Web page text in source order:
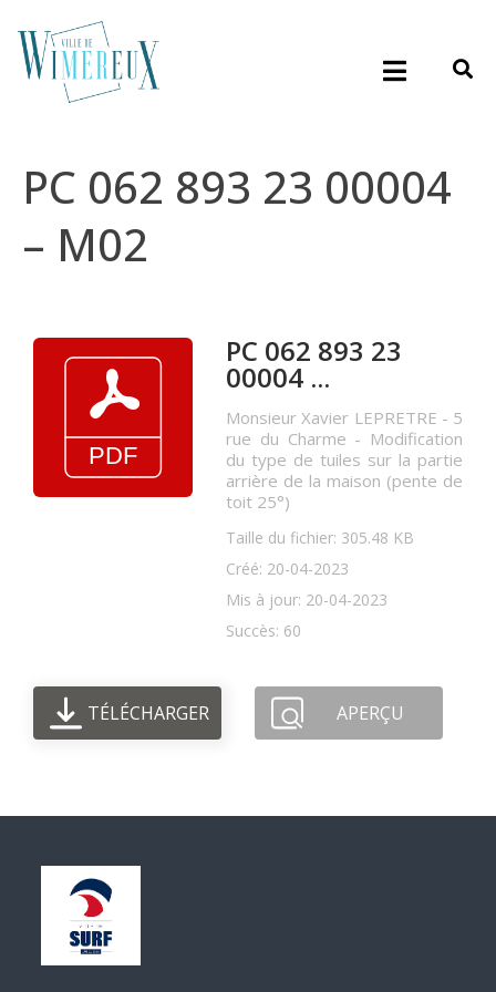
PC 062 893 23 00004
– M02
PC 062 893 23
00004 ...
Monsieur Xavier LEPRETRE - 5
rue du Charme - Modification
du type de tuiles sur la partie
arrière de la maison (pente de
toit 25°)
Taille du fichier: 305.48 KB
Créé: 20-04-2023
Mis à jour: 20-04-2023
Succès: 60
TÉLÉCHARGER APERÇU